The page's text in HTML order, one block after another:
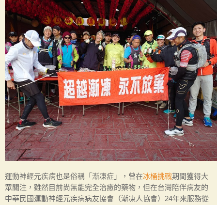
運動神經元疾病也是俗稱「漸凍症」，曾在冰桶挑戰期間獲得大
眾關注，雖然目前尚無能完全治癒的藥物，但在台灣陪伴病友的
中華民國運動神經元疾病病友協會（漸凍人協會）24年來服務從